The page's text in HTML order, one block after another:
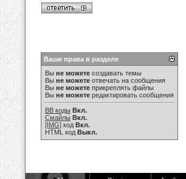
Ваши права в разделе
Вы не можете создавать темы
Вы не можете отвечать на сообщения
Вы не можете прикреплять файлы
Вы не можете редактировать сообщения
BB коды Вкл.
Смайлы Вкл.
[IMG] код Вкл.
HTML код Выкл.